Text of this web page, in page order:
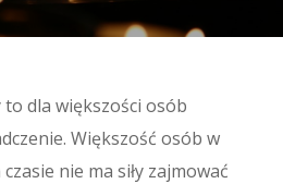
dla większości osób
Większość osób w
nie ma siły zajmować